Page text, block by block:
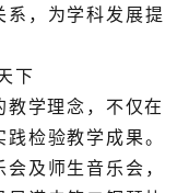
系，为学科发展提
下
教学理念，不仅在
检验教学成果。
及师生音乐会，